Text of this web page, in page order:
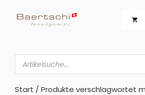
Inhalt
Products
search
Start / Produkte verschlagwortet mit